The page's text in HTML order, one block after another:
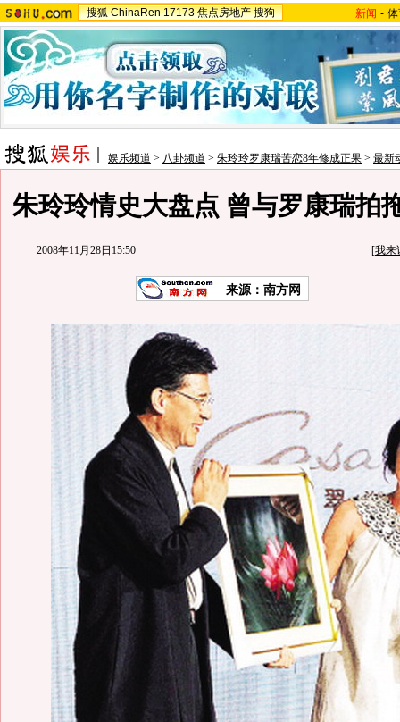
搜狐 ChinaRen 17173 焦点房地产 搜狗 新闻 -
娱乐频道 > 八卦频道 > 朱玲玲罗康瑞苦恋8年修成正果 > 最新
朱玲玲情史大盘点 曾与罗康瑞拍
2008年11月28日15:50 [我来
来源：南方网